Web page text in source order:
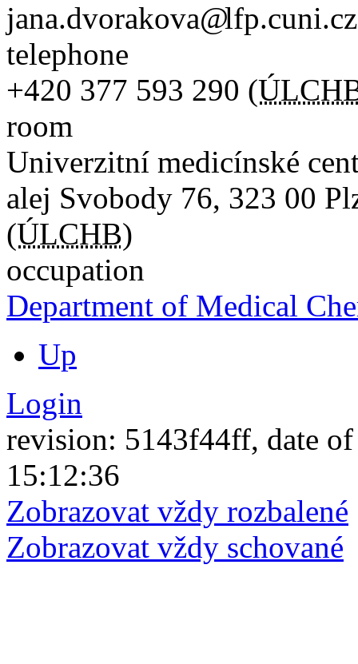
jana.dvorakova
lfp.cuni.cz
telephone
+420 377 593 290 (
room
Univerzitní medicínské
alej Svobody 76, 323 00
(ÚLCHB)
occupation
Department of Medical
Up
Login
revision: 5143f44ff, date
15:12:36
Zobrazovat vždy rozbalené
Zobrazovat vždy schované